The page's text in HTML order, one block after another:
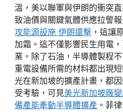
溫，美以聯軍與伊朗的衝突
致油價與關鍵氣體供應拉警報
攻能源設施 伊朗還擊 ，這讓
加霜。這不僅影響民生用電
業。除了石油，半導體製程
重電設備所需的材料都出現
光在新加坡的擴產計畫，都
受考驗，可見美光新加坡廠
備產能牽動半導體擴產 。菲